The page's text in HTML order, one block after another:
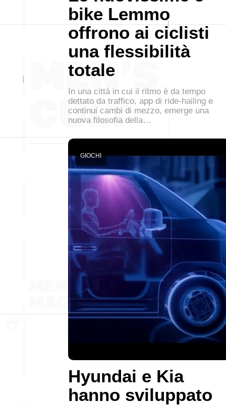
bike Lemmo
offrono ai ciclisti
una flessibilità
totale
In una città in cui il ritmo è da tempo
dettato da traffico, app di ride-hailing e
continui cambi di mezzo, emerge una
nuova filosofia della…
Hyundai e Kia
hanno sviluppato
GIOCHI